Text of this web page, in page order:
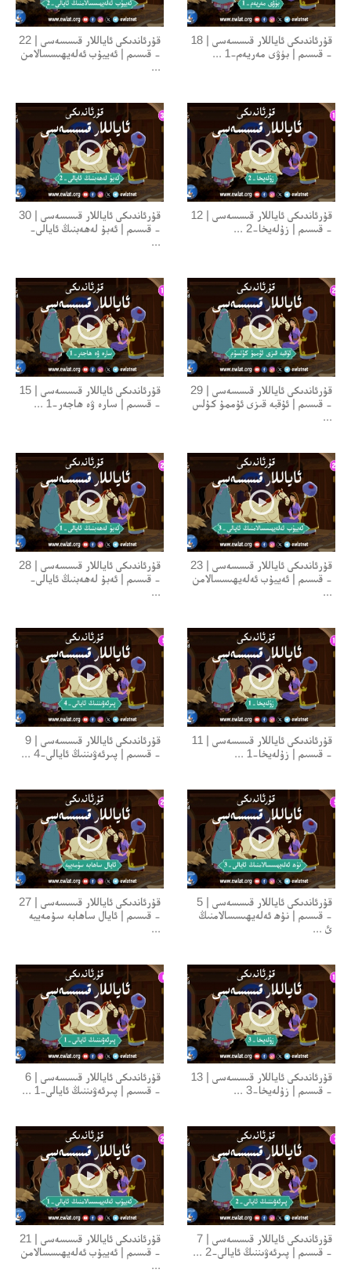
قۇرئاندىكى ئاياللار قىسسەسى | 18
- قىسىم | بۈۋى مەريەم-1 ...
قۇرئاندىكى ئاياللار قىسسەسى | 22
- قىسىم | ئەييۇب ئەلەيھىسسالامن
...
قۇرئاندىكى ئاياللار قىسسەسى | 12
- قىسىم | زۇلەيخا-2 ...
قۇرئاندىكى ئاياللار قىسسەسى | 30
- قىسىم | ئەبۇ لەھەبنىڭ ئايالى-
...
قۇرئاندىكى ئاياللار قىسسەسى | 29
- قىسىم | ئۇقبە قىزى ئۇممۇ كۇلس
...
قۇرئاندىكى ئاياللار قىسسەسى | 15
- قىسىم | سارە ۋە ھاجەر-1 ...
قۇرئاندىكى ئاياللار قىسسەسى | 23
- قىسىم | ئەييۇب ئەلەيھىسسالامن
...
قۇرئاندىكى ئاياللار قىسسەسى | 28
- قىسىم | ئەبۇ لەھەبنىڭ ئايالى-
...
قۇرئاندىكى ئاياللار قىسسەسى | 11
- قىسىم | زۇلەيخا-1 ...
قۇرئاندىكى ئاياللار قىسسەسى | 9
- قىسىم | پىرئەۋىننىڭ ئايالى-4 ...
قۇرئاندىكى ئاياللار قىسسەسى | 5
- قىسىم | نۇھ ئەلەيھىسسالامنىڭ
ئ ...
قۇرئاندىكى ئاياللار قىسسەسى | 27
- قىسىم | ئايال ساھابە سۇمەييە
...
قۇرئاندىكى ئاياللار قىسسەسى | 13
- قىسىم | زۇلەيخا-3 ...
قۇرئاندىكى ئاياللار قىسسەسى | 6
- قىسىم | پىرئەۋىننىڭ ئايالى-1 ...
قۇرئاندىكى ئاياللار قىسسەسى | 7
- قىسىم | پىرئەۋىننىڭ ئايالى-2 ...
قۇرئاندىكى ئاياللار قىسسەسى | 21
- قىسىم | ئەييۇب ئەلەيھىسسالامن
...